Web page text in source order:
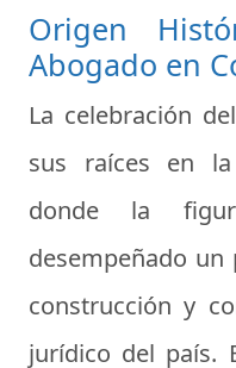
Origen
Abogado en
La celebración
sus raíces en
donde la
desempeñado
construcción y
jurídico del país.